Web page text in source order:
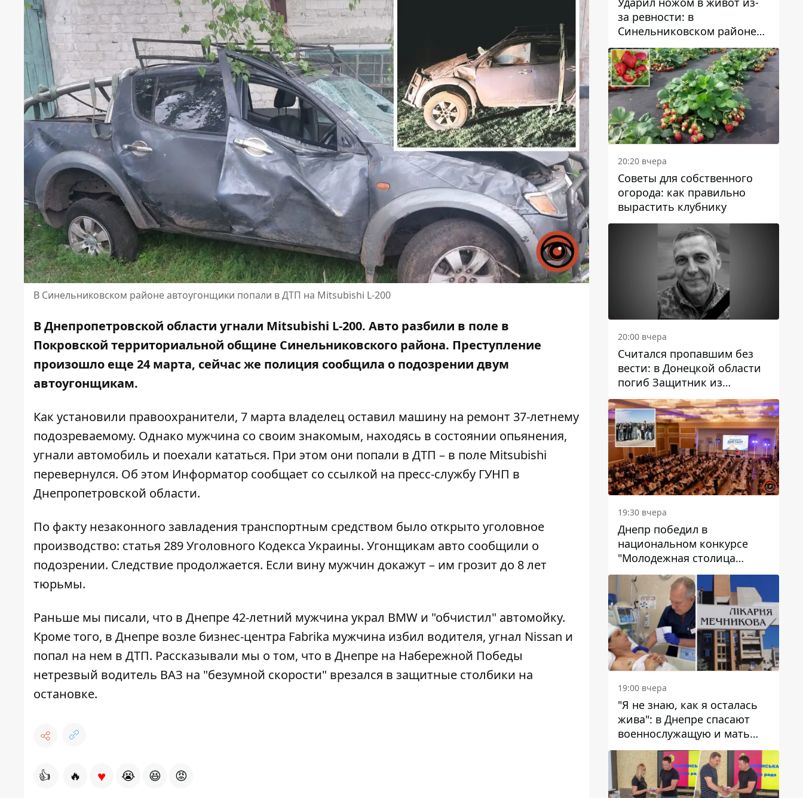
В Синельниковском районе автоугонщики попали в ДТП на Mitsubishi L-200
В Днепропетровской области угнали Mitsubishi L-200. Авто разбили в поле в
Покровской территориальной общине Синельниковского района. Преступление
произошло еще 24 марта, сейчас же полиция сообщила о подозрении двум
автоугонщикам.
Как установили правоохранители, 7 марта владелец оставил машину на ремонт 37-летнему
подозреваемому. Однако мужчина со своим знакомым, находясь в состоянии опьянения,
угнали автомобиль и поехали кататься. При этом они попали в ДТП – в поле Mitsubishi
перевернулся. Об этом Информатор сообщает со ссылкой на пресс-службу ГУНП в
Днепропетровской области.
По факту незаконного завладения транспортным средством было открыто уголовное
производство: статья 289 Уголовного Кодекса Украины. Угонщикам авто сообщили о
подозрении. Следствие продолжается. Если вину мужчин докажут – им грозит до 8 лет
тюрьмы.
Раньше мы писали, что в Днепре42-летний мужчина украл BMW и "обчистил" автомойку.
Кроме того, в Днепре возле бизнес-центра Fabrika мужчина избил водителя, угнал Nissan и
попал на нем в ДТП. Рассказывали мы о том, что в Днепре на Набережной Победы
нетрезвый водитель ВАЗ на "безумной скорости" врезался в защитные столбики на
остановке.
👍 🔥 ♥ 😭 😆 😡
за ревности: в
Синельниковском районе
задержали 49-летнего
мужчину за убийство
20:20 вчера
Советы для собственного
огорода: как правильно
вырастить клубнику
20:00 вчера
Считался пропавшим без
вести: в Донецкой области
погиб Защитник из
Каменского Антон
Красовский
19:30 вчера
Днепр победил в
национальном конкурсе
"Молодежная столица
Украины – 2026"
19:00 вчера
"Я не знаю, как я осталась
жива": в Днепре спасают
военнослужащую и мать
четверых детей, которую
ранил КАБ